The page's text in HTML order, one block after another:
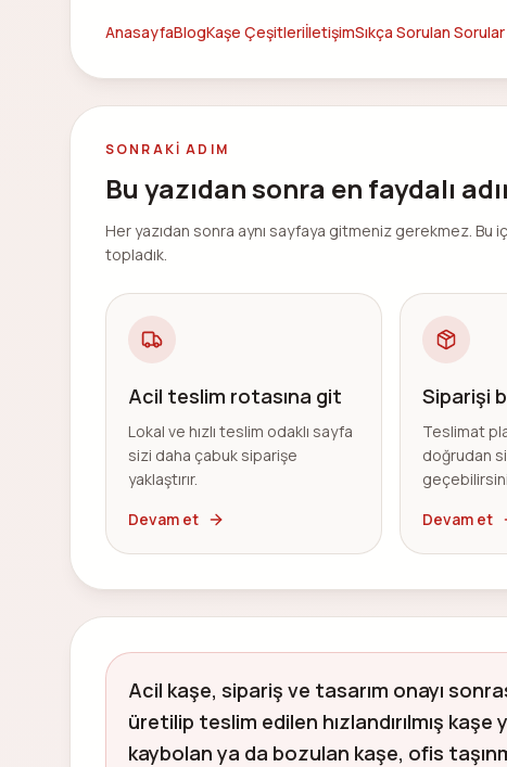
AnasayfaBlogKaşe ÇeşitleriİletişimSıkça Sorulan Sorular
SONRAKI ADIM
Bu yazıdan sonra en faydalı
Her yazıdan sonra aynı sayfaya gitmeniz gerekmez. Bu
topladık.
Acil teslim rotasına git
Lokal ve hızlı teslim odaklı sayfa
sizi daha çabuk siparişe
yaklaştırır.
Devam et
Siparişi
Teslimat
doğrudan
Devam et
Acil kaşe, sipariş ve tasarım onayı
üretilip teslim edilen hızlandırılmış
kaybolan ya da bozulan kaşe, ofis